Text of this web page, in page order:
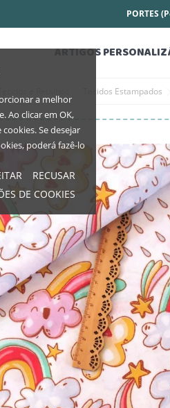
a melhor
Ao clicar em OK,
Se desejar
poderá fazê-lo
RECUSAR
DE COOKIES
PORTES
ARTIGOS
Tecidos Estampados